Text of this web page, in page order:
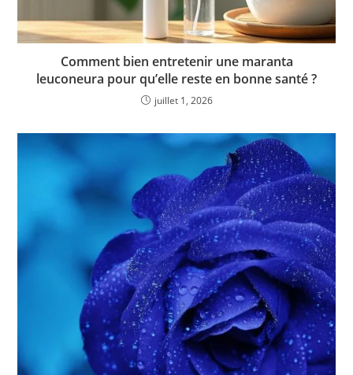
Comment bien entretenir une maranta
leuconeura pour qu’elle reste en bonne santé ?
juillet 1, 2026